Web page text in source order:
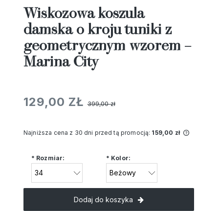
Wiskozowa koszula
damska o kroju tuniki z
geometrycznym wzorem –
Marina City
129,00 ZŁ 399,00 zł
Najniższa cena z 30 dni przed tą promocją: 159,00 zł
* Rozmiar: * Kolor:
Dodaj do koszyka